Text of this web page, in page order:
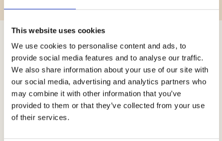
This website uses cookies
We use cookies to personalise content and ads, to
provide social media features and to analyse our traffic.
We also share information about your use of our site with
our social media, advertising and analytics partners who
may combine it with other information that you’ve
provided to them or that they’ve collected from your use
of their services.
UOVA SGUSCIATE
DI CATEGORIA A
Grazie alle loro caratteristiche, sono